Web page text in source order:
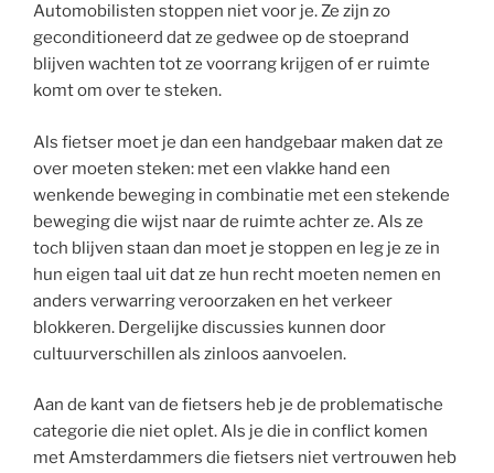
Automobilisten stoppen niet voor je. Ze zijn zo
geconditioneerd dat ze gedwee op de stoeprand
blijven wachten tot ze voorrang krijgen of er ruimte
komt om over te steken.
Als fietser moet je dan een handgebaar maken dat ze
over moeten steken: met een vlakke hand een
wenkende beweging in combinatie met een stekende
beweging die wijst naar de ruimte achter ze. Als ze
toch blijven staan dan moet je stoppen en leg je ze in
hun eigen taal uit dat ze hun recht moeten nemen en
anders verwarring veroorzaken en het verkeer
blokkeren. Dergelijke discussies kunnen door
cultuurverschillen als zinloos aanvoelen.
Aan de kant van de fietsers heb je de problematische
categorie die niet oplet. Als je die in conflict komen
met Amsterdammers die fietsers niet vertrouwen heb